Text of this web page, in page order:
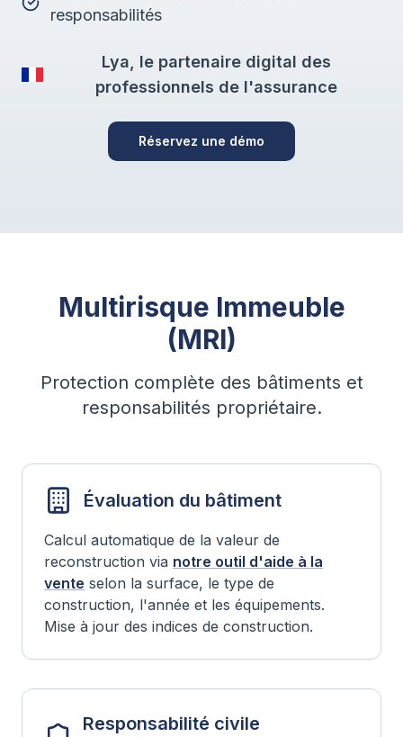
responsabilités
Lya, le partenaire digital des
professionnels de l'assurance
Réservez une démo
Multirisque Immeuble
(MRI)
Protection complète des bâtiments et
responsabilités propriétaire.
Évaluation du bâtiment
Calcul automatique de la valeur de
reconstruction via notre outil d'aide à la
vente selon la surface, le type de
construction, l'année et les équipements.
Mise à jour des indices de construction.
Responsabilité civile